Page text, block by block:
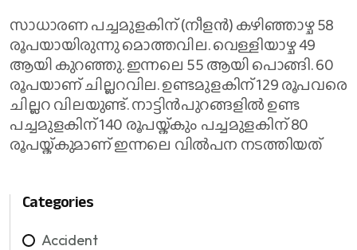
സാധാരണ പച്ചമുളകിന് (നീളൻ) കഴിഞ്ഞാഴ്ച 58
രൂപയായിരുന്നു മൊത്തവില. വെള്ളിയാഴ്ച 49
ആയി കുറഞ്ഞു. ഇന്നലെ 55 ആയി പൊങ്ങി. 60
രൂപയാണ് ചില്ലറവില. ഉണ്ടമുളകിന് 129 രൂപവരെ
ചില്ലറ വിലയുണ്ട്. നാട്ടിൻപുറങ്ങളിൽ ഉണ്ട
പച്ചമുളകിന് 140 രൂപയ്ക്കും പച്ചമുളകിന് 80
രൂപയ്ക്കുമാണ് ഇന്നലെ വിൽപന നടത്തിയത്
Categories
Accident